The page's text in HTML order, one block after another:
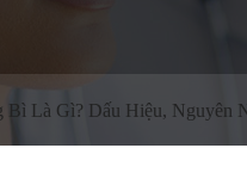
Bì Là Gì? Dấu Hiệu, Nguyên